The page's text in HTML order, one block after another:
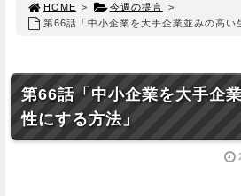
HOME > 今週の提言 >
第66話「中小企業を大手企業並みの高い
第66話「中小企業を大手企
性にする方法」